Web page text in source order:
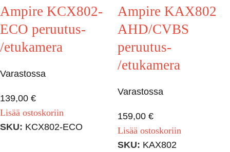
Ampire KCX802-
ECO peruutus-
/etukamera
Varastossa
139,00 €
Lisää ostoskoriin
SKU: KCX802-ECO
Ampire KAX802
AHD/CVBS
peruutus-
/etukamera
Varastossa
159,00 €
Lisää ostoskoriin
SKU: KAX802